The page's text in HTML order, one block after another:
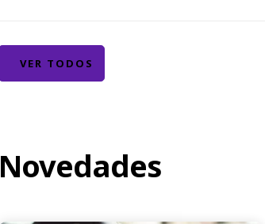
VER TODOS
Novedades